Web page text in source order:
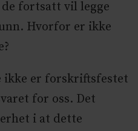
fortsatt vil legge
Hvorfor er ikke
ikke er forskriftsfestet
for oss. Det
i at dette